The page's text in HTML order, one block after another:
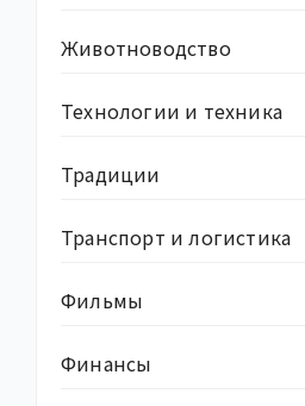
Животноводство
Технологии и техника
Традиции
Транспорт и логистика
Фильмы
Финансы